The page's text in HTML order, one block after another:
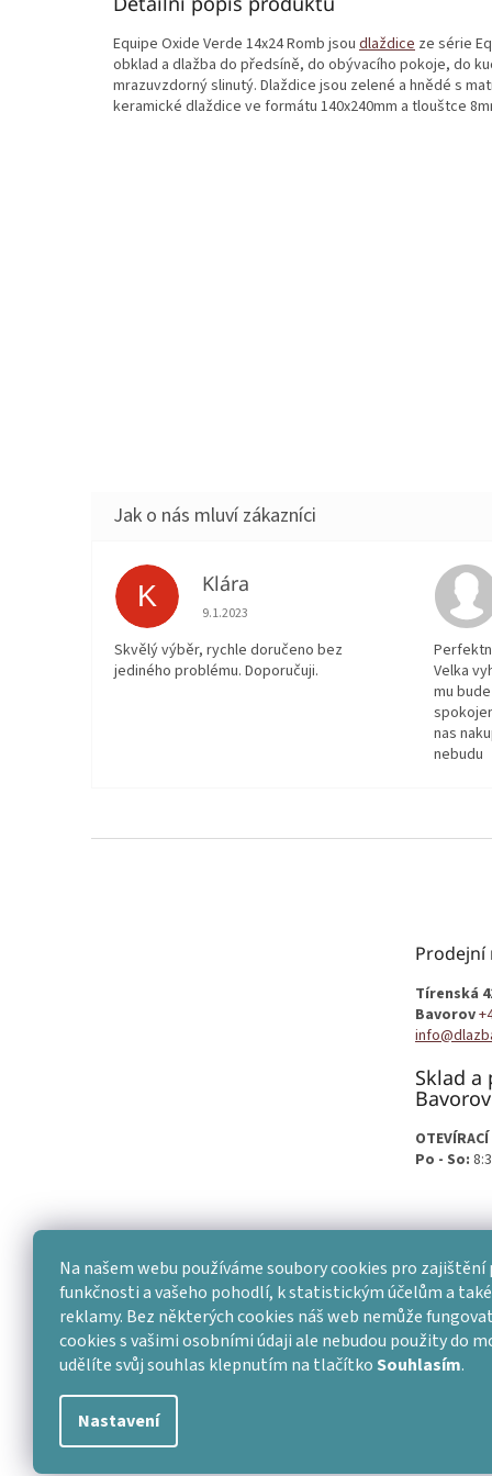
Na našem webu používáme soubory cookies pro zajištění
funkčnosti a vašeho pohodlí, k statistickým účelům a
reklamy. Bez některých cookies náš web nemůže
cookies s vašimi osobními údaji ale nebudou použity do
udělíte svůj souhlas klepnutím na tlačítkoSouhlasím.
Nastavení
Equipe Oxide Verde 14x24 Romb jsou dlaždice ze série
obklad a dlažba do předsíně, do obývacího pokoje, do
mrazuvzdorný slinutý. Dlaždice jsou zelené a hnědé s
keramické dlaždice ve formátu 140x240mm a tlouštce
K Klára
Hodnocení obchodu je 5 z 5 hvězdiček.
9.1.2023
Skvělý výběr, rychle doručeno bez
jediného problému. Doporučuji.
Velka
mu
nas
nebudu
Prodejní
Tírenská
Bavorov
Sklad a
Po - So: